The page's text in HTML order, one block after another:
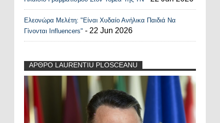
Ελεονώρα Μελέτη: "Είναι Χυδαίο Ανήλικα Παιδιά Να
Γίνονται Influencers" - 22 Jun 2026
ΑΡΘΡΟ LAURENTIU PLOSCEANU